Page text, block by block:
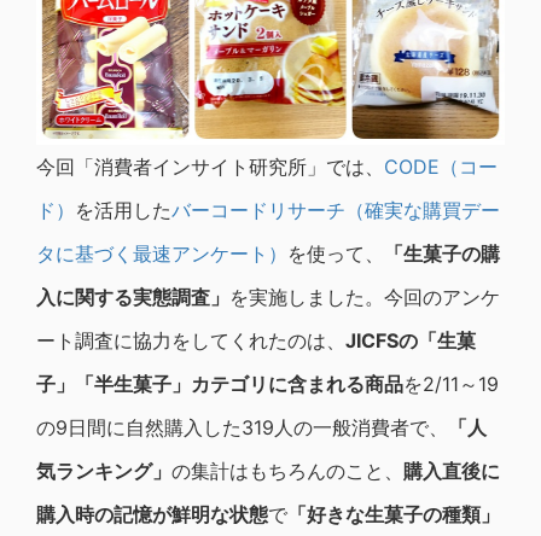
今回「消費者インサイト研究所」では、 CODE（コー
ド） を活用したバーコードリサーチ（確実な購買デー
タに基づく最速アンケート） を使って、
「生菓子の購
入に関する実態調査」 を実施しました。今回のアンケ
ート調査に協力をしてくれたのは、 JICFSの「生菓
子」「半生菓子」カテゴリに含まれる商品を2/11～19
の9日間に自然購入した319人の一般消費者で、
「人
気ランキング」 の集計はもちろんのこと、 購入直後に
購入時の記憶が鮮明な状態で 「好きな生菓子の種類」